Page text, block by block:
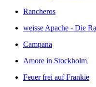
Rancheros
weisse Apache - Die
Campana
Amore in Stockholm
Feuer frei auf Frankie